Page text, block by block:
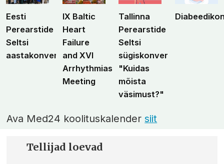
Eesti
Perearstide
Seltsi
aastakonverents
IX Baltic
Heart
Failure
and XVI
Arrhythmias
Meeting
Tallinna
Perearstide
Seltsi
sügiskonverents
"Kuidas
mõista
väsimust?"
Ava Med24 koolituskalendersiit
Tellijad loevad